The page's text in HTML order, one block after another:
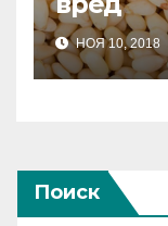
НОЯ 10, 2018
Поиск